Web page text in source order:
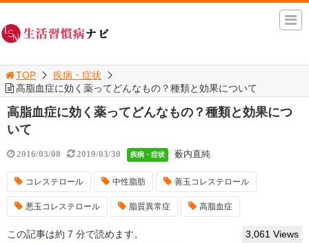
TOP
疾病・症状
高脂血症に効く薬ってどんなもの？種類と効果について
高脂血症に効く薬ってどんなもの？種類と効果につ
いて
2016/03/08 2019/03/30 疾病・症状 薮内直純
コレステロール 中性脂肪 善玉コレステロール
悪玉コレステロール 脂質異常症 高脂血症
この記事は約 7 分で読めます。 3,061 Views